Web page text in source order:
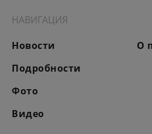
НАВИГАЦИЯ
Новости
Подробности
Фото
Видео
О